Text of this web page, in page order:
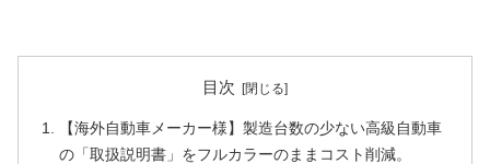
目次
【海外自動車メーカー様】製造台数の少ない高級自動車
の「取扱説明書」をフルカラーのままコスト削減。